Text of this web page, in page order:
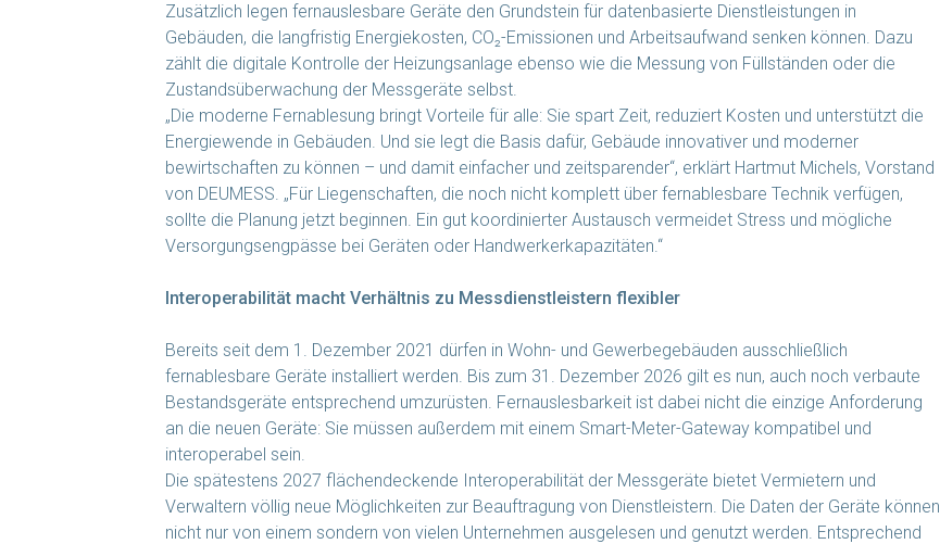
Zusätzlich legen fernauslesbare Geräte den Grundstein für datenbasierte Dienstleistungen in
Gebäuden, die langfristig Energiekosten, CO₂-Emissionen und Arbeitsaufwand senken können. Dazu
zählt die digitale Kontrolle der Heizungsanlage ebenso wie die Messung von Füllständen oder die
Zustandsüberwachung der Messgeräte selbst.
„Die moderne Fernablesung bringt Vorteile für alle: Sie spart Zeit, reduziert Kosten und unterstützt die
Energiewende in Gebäuden. Und sie legt die Basis dafür, Gebäude innovativer und moderner
bewirtschaften zu können – und damit einfacher und zeitsparender“, erklärt Hartmut Michels, Vorstand
von DEUMESS. „Für Liegenschaften, die noch nicht komplett über fernablesbare Technik verfügen,
sollte die Planung jetzt beginnen. Ein gut koordinierter Austausch vermeidet Stress und mögliche
Versorgungsengpässe bei Geräten oder Handwerkerkapazitäten.“
Interoperabilität macht Verhältnis zu Messdienstleistern flexibler
Bereits seit dem 1. Dezember 2021 dürfen in Wohn- und Gewerbegebäuden ausschließlich
fernablesbare Geräte installiert werden. Bis zum 31. Dezember 2026 gilt es nun, auch noch verbaute
Bestandsgeräte entsprechend umzurüsten. Fernauslesbarkeit ist dabei nicht die einzige Anforderung
an die neuen Geräte: Sie müssen außerdem mit einem Smart-Meter-Gateway kompatibel und
interoperabel sein.
Die spätestens 2027 flächendeckende Interoperabilität der Messgeräte bietet Vermietern und
Verwaltern völlig neue Möglichkeiten zur Beauftragung von Dienstleistern. Die Daten der Geräte können
nicht nur von einem sondern von vielen Unternehmen ausgelesen und genutzt werden. Entsprechend